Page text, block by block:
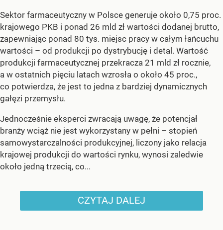
Sektor farmaceutyczny w Polsce generuje około 0,75 proc.
krajowego PKB i ponad 26 mld zł wartości dodanej brutto,
zapewniając ponad 80 tys. miejsc pracy w całym łańcuchu
wartości – od produkcji po dystrybucję i detal. Wartość
produkcji farmaceutycznej przekracza 21 mld zł rocznie,
a w ostatnich pięciu latach wzrosła o około 45 proc.,
co potwierdza, że jest to jedna z bardziej dynamicznych
gałęzi przemysłu.
Jednocześnie eksperci zwracają uwagę, że potencjał
branży wciąż nie jest wykorzystany w pełni – stopień
samowystarczalności produkcyjnej, liczony jako relacja
krajowej produkcji do wartości rynku, wynosi zaledwie
około jedną trzecią, co...
CZYTAJ DALEJ